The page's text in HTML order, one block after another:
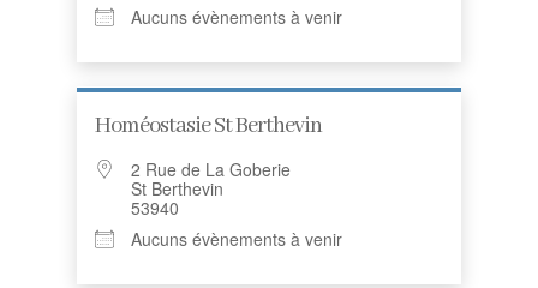
Aucuns évènements à venir
Homéostasie St Berthevin
2 Rue de La Goberie
St Berthevin
53940
Aucuns évènements à venir